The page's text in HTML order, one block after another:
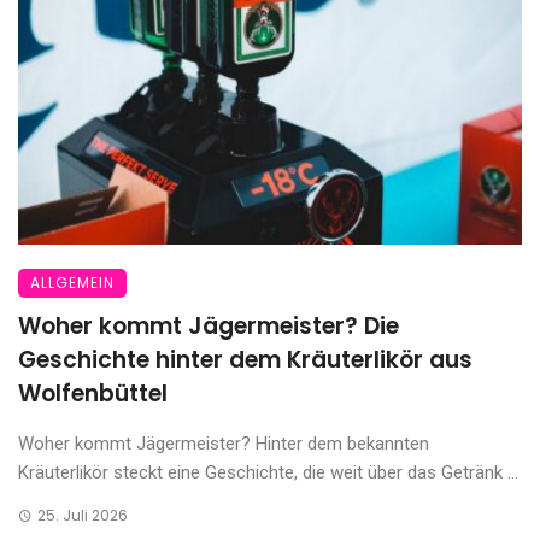
ALLGEMEIN
Woher kommt Jägermeister? Die
Geschichte hinter dem Kräuterlikör aus
Wolfenbüttel
Woher kommt Jägermeister? Hinter dem bekannten
Kräuterlikör steckt eine Geschichte, die weit über das Getränk ...
25. Juli 2026